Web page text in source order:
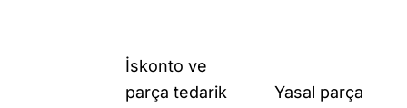
İskonto ve
parça tedarik
Yasal parça